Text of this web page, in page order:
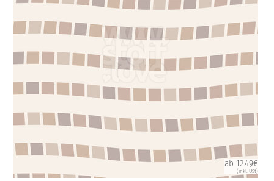
ab 12.49€
(inkl. USt)